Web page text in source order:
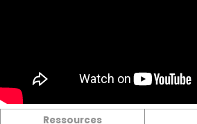
Ressources